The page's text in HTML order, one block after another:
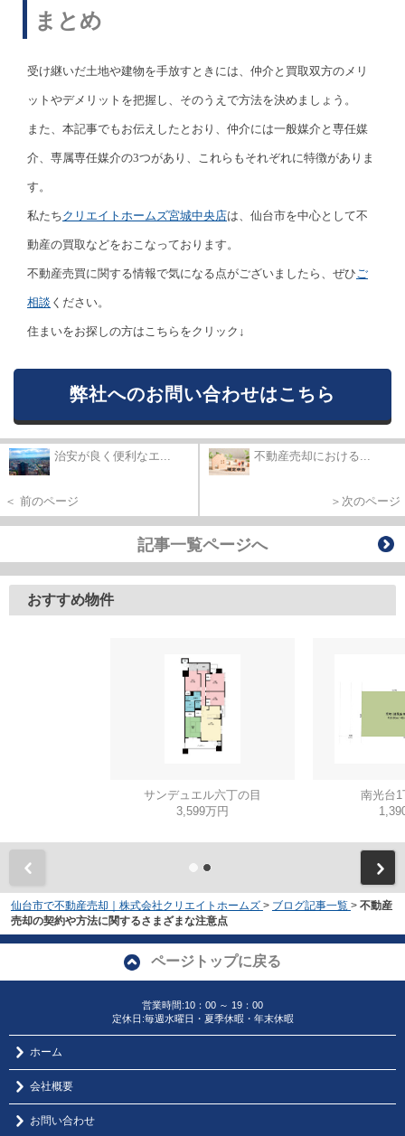
まとめ
受け継いだ土地や建物を手放すときには、仲介と買取双方のメリ
ットやデメリットを把握し、そのうえで方法を決めましょう。
また、本記事でもお伝えしたとおり、仲介には一般媒介と専任媒
介、専属専任媒介の3つがあり、これらもそれぞれに特徴がありま
す。
私たちクリエイトホームズ宮城中央店は、仙台市を中心として不
動産の買取などをおこなっております。
不動産売買に関する情報で気になる点がございましたら、ぜひ ご
相談 ください。
住まいをお探しの方はこちらをクリック↓
弊社へのお問い合わせはこちら
治安が良く便利なエ...
＜ 前のページ
不動産売却における...
＞次のページ
記事一覧ページへ
おすすめ物件
サンデュエル六丁の目
3,599万円
南光台
仙台市で不動産売却｜株式会社クリエイトホームズ > ブログ記事一覧 > 不動産
売却の契約や方法に関するさまざまな注意点
ページトップに戻る
営業時間:10：00 ～ 19：00
定休日:毎週水曜日・夏季休暇・年末休暇
ホーム
会社概要
お問い合わせ